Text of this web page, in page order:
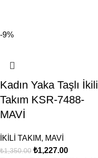
-9%
Kadın Yaka Taşlı İkili
Takım KSR-7488-
MAVİ
İKİLİ TAKIM, MAVİ
₺1,350.00 ₺1,227.00